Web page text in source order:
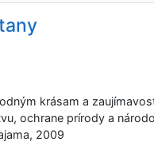
krásam a
ochrane prírody a
2009